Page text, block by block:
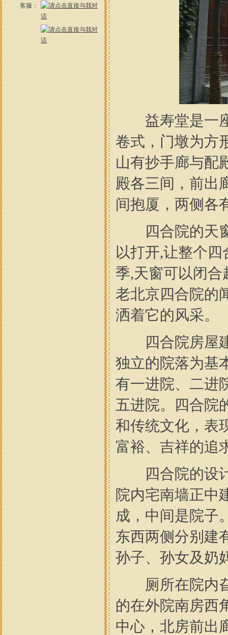
客服：
益寿堂是一座
卷式，门墩为方
山有抄手廊与配
殿各三间，前出
间抱厦，两侧各
四合院的天窗
以打开,让整个
季,天窗可以闭
老北京四合院的
洒着它的风采。
四合院房屋建
独立的院落为基
有一进院、二进
五进院。四合院
和传统文化，表
富裕、吉祥的追
四合院的设计
院内宅南墙正中
成，中间是院子
东西两侧分别建
孙子、孙女及奶
厕所在院内旮
的在外院南房西
中心，北房前出